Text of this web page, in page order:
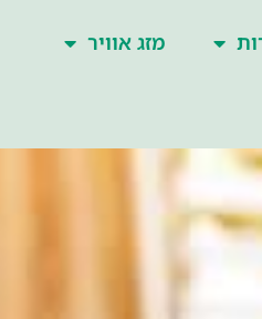
מזג אוויר